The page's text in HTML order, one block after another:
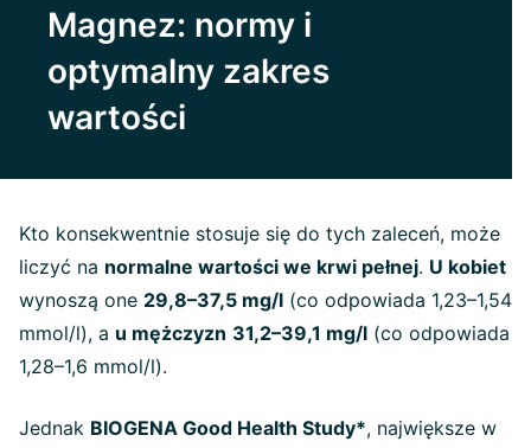
Magnez: normy i
optymalny zakres
wartości
Kto konsekwentnie stosuje się do tych zaleceń, może
liczyć na normalne wartości we krwi pełnej. U kobiet
wynoszą one 29,8–37,5 mg/l (co odpowiada 1,23–1,54
mmol/l), a u mężczyzn 31,2–39,1 mg/l (co odpowiada
1,28–1,6 mmol/l).
Jednak BIOGENA Good Health Study*, największe w